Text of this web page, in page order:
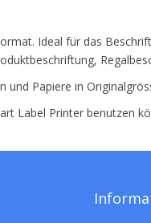
Ideal für das
Papiere in
Label Printer benutzen